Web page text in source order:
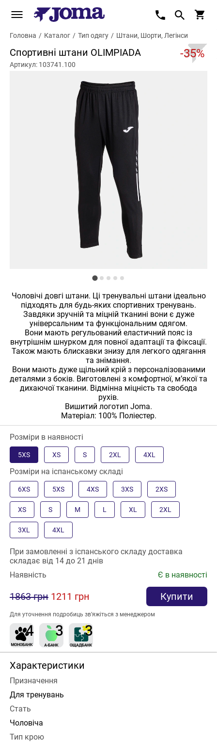
Головна / Каталог / Тип одягу / Штани, Шорти, Легінси
Спортивні штани OLIMPIADA -35%
Артикул: 103741.100
Чоловічі довгі штани. Ці тренувальні штани ідеально
підходять для будь-яких спортивних тренувань.
Завдяки зручній та міцній тканині вони є дуже
універсальним та функціональним одягом.
Вони мають регульований еластичний пояс із
внутрішнім шнурком для повної адаптації та фіксації.
Також мають блискавки знизу для легкого одягання
та знімання.
Вони мають дуже щільний крій з персоналізованими
деталями з боків. Виготовлені з комфортної, м’якої та
дихаючої тканини. Відмінна міцність та свобода
рухів.
Вишитий логотип Joma.
Матеріал: 100% Поліестер.
Розміри в наявності
5XS XS S 2XL 4XL
Розміри на іспанському складі
6XS 5XS 4XS 3XS 2XS
XS S M L XL 2XL
3XL 4XL
При замовленні з іспанського складу доставка
складає від 14 до 21 днів
Наявність
Є в наявності
1863 грн 1211 грн Купити
Для уточнення подробиць зв’яжіться з менеджером
Характеристики
Призначення
Для тренувань
Стать
Чоловіча
Тип крою